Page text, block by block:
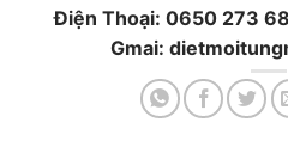
Điện Thoại: 0650 273
Gmai: